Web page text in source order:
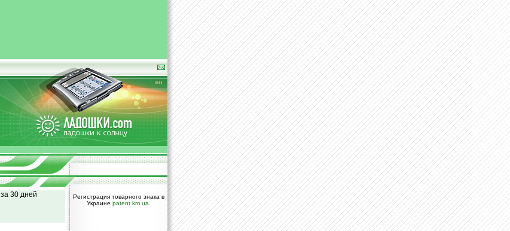
за 30 дней
Регистрация товарного знака в
Украине patent.km.ua